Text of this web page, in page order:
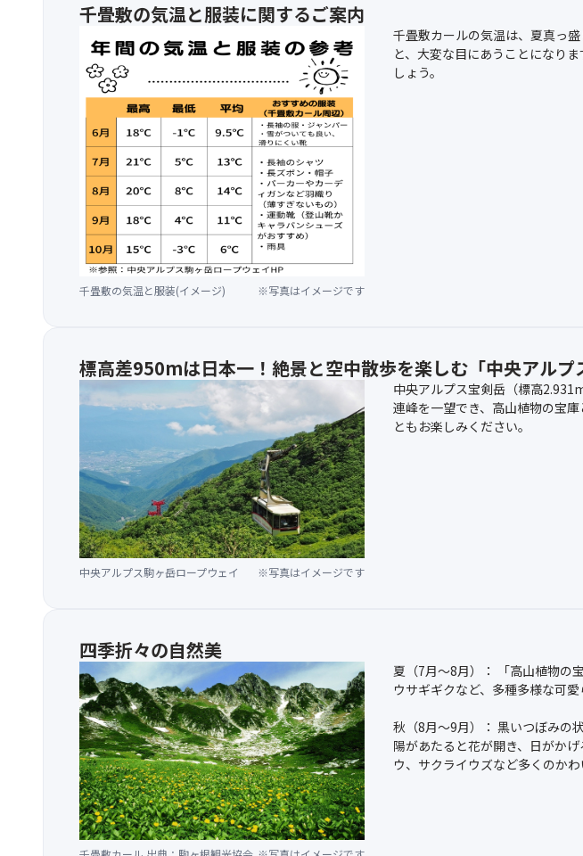
千畳敷の気温と服装に関するご案内
千畳敷の気温と服装(イメージ) ※写真はイメージです
千畳敷カールの気温は、夏真っ
と、大変な目にあうことになり
しょう。
標高差950mは日本一！絶景と空中散歩を楽しむ「中央アルプ
中央アルプス駒ヶ岳ロープウェイ ※写真はイメージです
中央アルプス宝剣岳（標高
連峰を一望でき、高山植物の宝
ともお楽しみください。
四季折々の自然美
夏（7月〜8月）： 「高山植物の
ウサギギクなど、多種多様な可
秋（8月〜9月）： 黒いつぼみの
陽があたると花が開き、日がか
ウ、サクライウズなど多くのかわ